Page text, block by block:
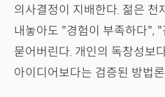
의사결정이 지배한다. 젊은 천
내놓아도 "경험이 부족하다",
묻어버린다. 개인의 독창성보
아이디어보다는 검증된 방법